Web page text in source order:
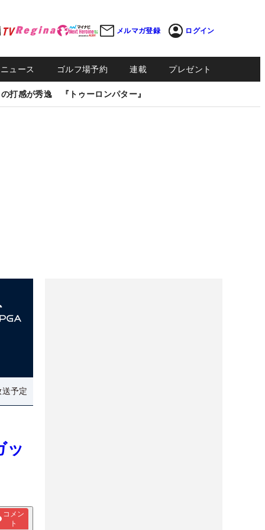
メルマガ登録 ログイン
ュース ゴルフ場予約 連載 プレゼント
打感が秀逸 『トゥーロンパター』
予定
ッ
コメン
ト